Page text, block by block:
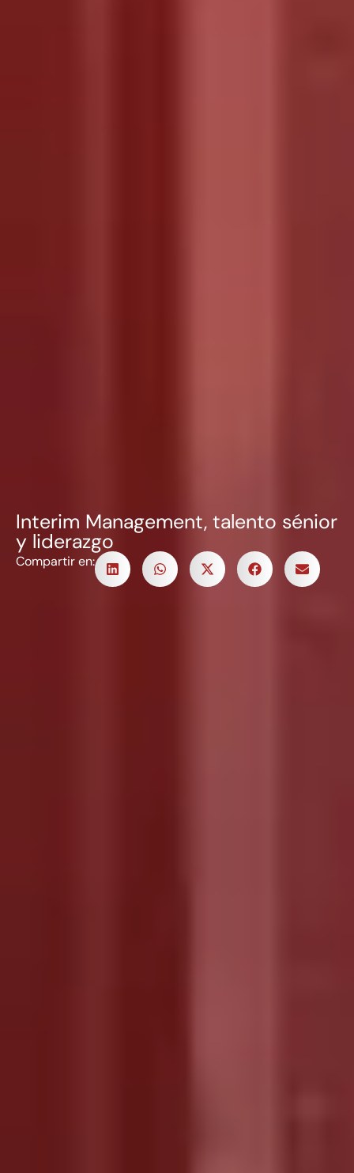
Interim Management, talento sénior
y liderazgo
Compartir en: